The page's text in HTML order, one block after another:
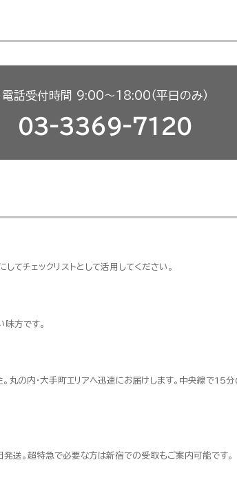
電話受付時間 9:00〜18:00（平日のみ）
03-3369-7120
てチェックリストとして活用してください。
方です。
丸の内・大手町エリアへ迅速にお届けします。中央線で15
送。超特急で必要な方は新宿での受取もご案内可能です。